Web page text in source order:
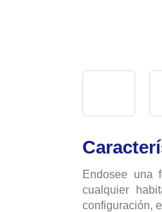
Endosee una
cualquier
configuración,